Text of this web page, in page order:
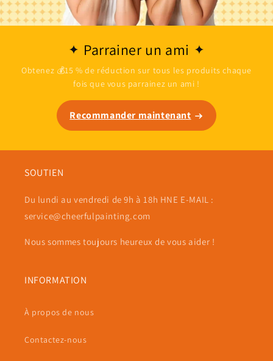
Parrainer un ami
Obtenez 💰15 % de réduction sur tous les produits chaque
fois que vous parrainez un ami !
Recommander maintenant
SOUTIEN
Du lundi au vendredi de 9h à 18h HNE E-MAIL :
service@cheerfulpainting.com
Nous sommes toujours heureux de vous aider !
INFORMATION
À propos de nous
Contactez-nous